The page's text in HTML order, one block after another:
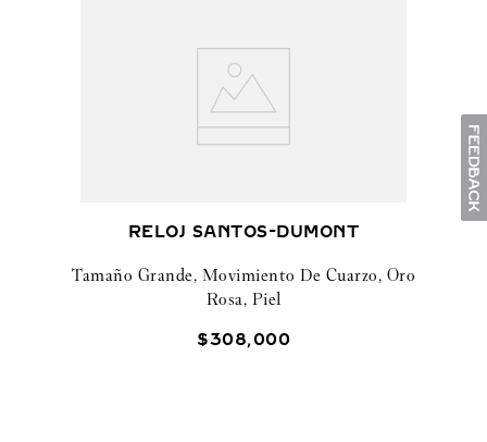
RELOJ SANTOS-DUMONT
Tamaño Grande, Movimiento De Cuarzo, Oro
Rosa, Piel
$308,000